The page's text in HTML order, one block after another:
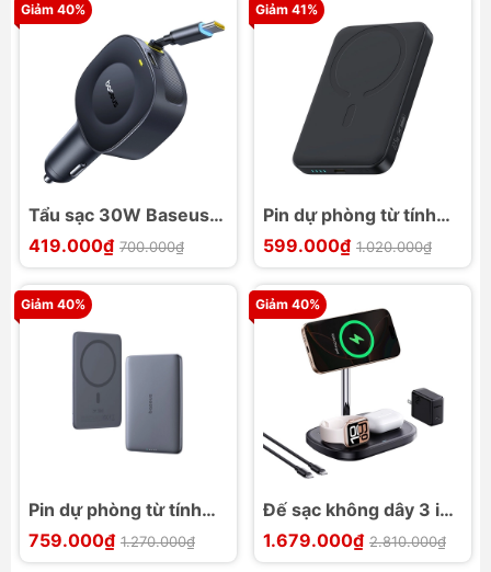
Giảm 40%
Tẩu sạc 30W Baseus
PrimeTrip VR2
419.000₫ 700.000₫
Giảm 41%
Pin dự phòng từ tính
Baseus EnerFill FM11
10000mAh
599.000₫ 1.020.000₫
Giảm 40%
Pin dự phòng từ tính
Baseus PicoGo AM41
759.000₫ 1.270.000₫
Giảm 40%
Đế sạc không dây 3 in
1 Baseus EnerFill FS41
TEC Cooling
1.679.000₫ 2.810.000₫